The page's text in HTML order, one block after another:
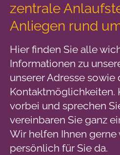
zentrale
Anliegen rund
Hier finden Sie alle
Informationen zu
unserer Adresse sowie
Kontaktmöglichkeiten.
vorbei und sprechen
vereinbaren Sie ganz
Wir helfen Ihnen gerne
persönlich für Sie da.